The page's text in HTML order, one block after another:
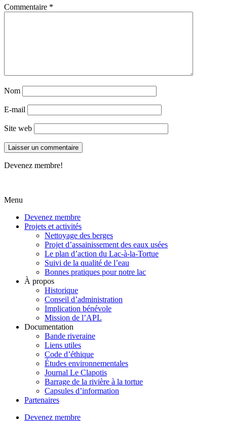
Commentaire *
Nom
E-mail
Site web
Devenez membre!
Menu
Devenez membre
Projets et activités
Nettoyage des berges
Projet d’assainissement des eaux usées
Le plan d’action du Lac-à-la-Tortue
Suivi de la qualité de l’eau
Bonnes pratiques pour notre lac
À propos
Historique
Conseil d’administration
Implication bénévole
Mission de l’APL
Documentation
Bande riveraine
Liens utiles
Code d’éthique
Études environnementales
Journal Le Clapotis
Barrage de la rivière à la tortue
Capsules d’information
Partenaires
Devenez membre